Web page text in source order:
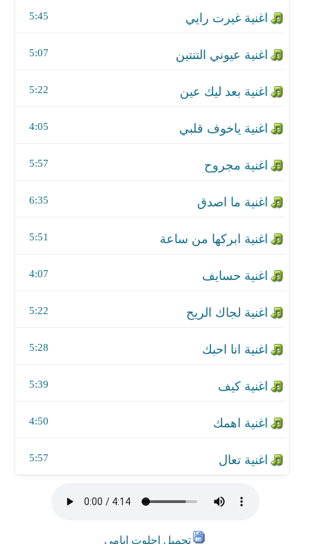
5:45
5:07
5:22
4:05
اغنية مجروح
5:57
اغنية ما اصدق
6:35
5:51
4:07
5:22
اغنية انا احبك
5:28
اغنية كيف
5:39
اغنية اهمك
4:50
5:57
تحميل احلوت ايامي